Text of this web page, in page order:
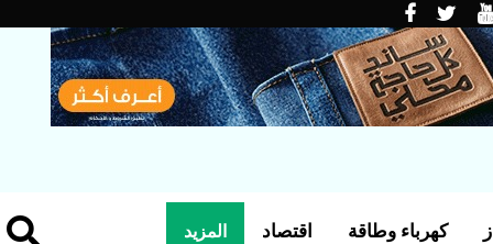
المزيد اقتصاد كهرباء وطاقة